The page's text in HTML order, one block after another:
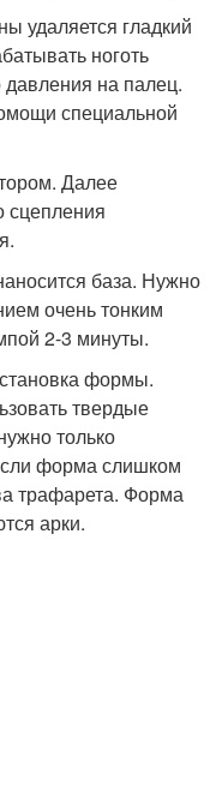
удаляется гладкий
ноготь
давления на палец.
специальной
Далее
сцепления
база. Нужно
очень тонким
2-3 минуты.
формы.
твердые
только
форма слишком
трафарета. Форма
арки.